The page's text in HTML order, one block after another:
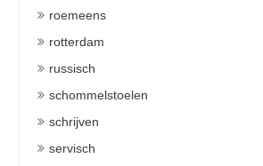
roemeens
rotterdam
russisch
schommelstoelen
schrijven
servisch